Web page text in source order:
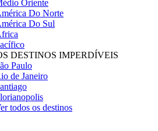
Oriente
Do Norte
Do Sul
DESTINOS IMPERDÍVEIS
Paulo
de Janeiro
todos os destinos